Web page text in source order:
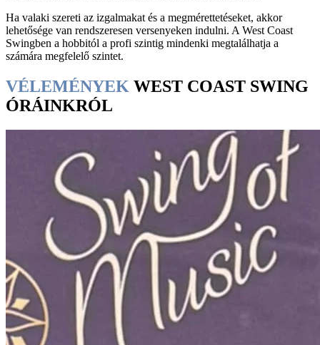
Ha valaki szereti az izgalmakat és a megmérettetéseket, akkor
lehetősége van rendszeresen versenyeken indulni. A West Coast
Swingben a hobbitól a profi szintig mindenki megtalálhatja a
számára megfelelő szintet.
VÉLEMÉNYEK WEST COAST SWING
ÓRÁINKRÓL